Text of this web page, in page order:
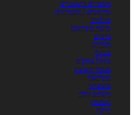
מאמרים משפטיים
מחשבים / טכנולוגיה
מילונים
מיסוי מקרקעין
מיסים
מכרזים
מנהלי
מנהל עסקים
מעמד האשה
מקרקעין
משפחה
משפט עברי
נאמנות
נזיקין